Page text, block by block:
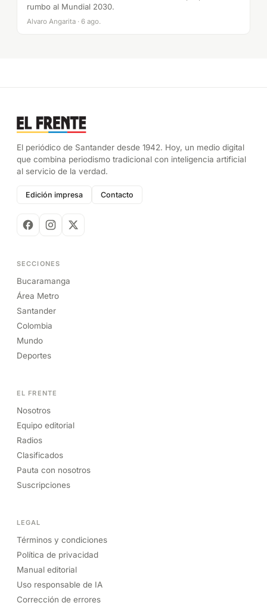
rumbo al Mundial 2030.
Alvaro Angarita · 6 ago.
El periódico de Santander desde 1942. Hoy, un medio digital
que combina periodismo tradicional con inteligencia artificial
al servicio de la verdad.
Edición impresa Contacto
SECCIONES
Bucaramanga
Área Metro
Santander
Colombia
Mundo
Deportes
EL FRENTE
Nosotros
Equipo editorial
Radios
Clasificados
Pauta con nosotros
Suscripciones
LEGAL
Términos y condiciones
Política de privacidad
Manual editorial
Uso responsable de IA
Corrección de errores